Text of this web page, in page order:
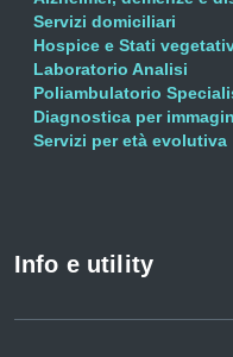
Servizi domiciliari
Hospice e Stati
Laboratorio Analisi
Poliambulatorio
Diagnostica per
Servizi per età evolutiva
Info e utility